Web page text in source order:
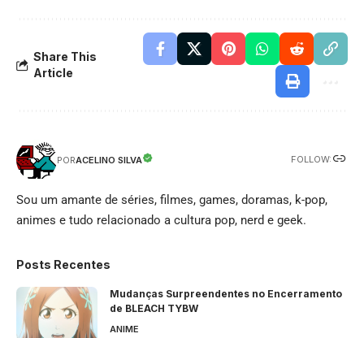
Share This
Article
PORACELINO SILVA FOLLOW:
Sou um amante de séries, filmes, games, doramas, k-pop,
animes e tudo relacionado a cultura pop, nerd e geek.
Posts Recentes
Mudanças Surpreendentes no Encerramento
de BLEACH TYBW
ANIME